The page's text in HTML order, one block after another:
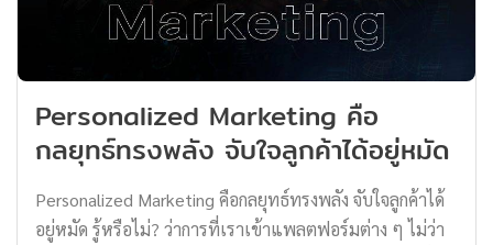
แต่ความจริงแล้วเป็นแบรนด์คนไทย ก่อตั้งโดย คุณจุน วน
วิทย์ ซึ่งปัจจุบันได้ส่งต่อให้ทายาทรุ่นที่ 3 แล้ว ส่วนแบรนด์
‘Moshi Moshi’ โมชิ โมชิ ก็เป็นแบรนด์ของคนไทยสไตล์
ญี่ปุ่นอีกเช่นเดียวกัน เน้นขายสินค้าไลฟ์สไตล์ที่หลากหลาย
หรือจะเป็นแบรนด์ยาสีฟันอย่าง ‘Dentiste’ เดนทิสเต้ ทั้ง
[…]
Personalized Marketing คือ
กลยุทธ์ทรงพลัง จับใจลูกค้าได้อยู่หมัด
Personalized Marketing คือกลยุทธ์ทรงพลัง จับใจลูกค้าได้
อยู่หมัด รู้หรือไม่? ว่าการที่เราเข้าแพลตฟอร์มต่าง ๆ ไม่ว่า